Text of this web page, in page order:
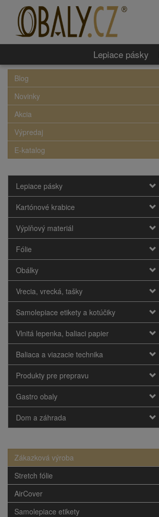
Lepiace pásky
Blog
Novinky
Akcia
Výpredaj
E-katalog
Lepiace pásky
Kartónové krabice
Výplňový materiál
Fólie
Obálky
Vrecia, vrecká, tašky
Samolepiace etikety a kotúčiky
Vlnitá lepenka, baliaci papier
Baliaca a viazacie technika
Produkty pre prepravu
Gastro obaly
Dom a záhrada
Zákazková výroba
Stretch fólie
AirCover
Samolepiace etikety